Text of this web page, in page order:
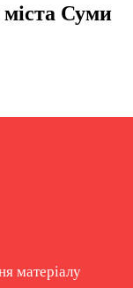
Суми
матеріалу